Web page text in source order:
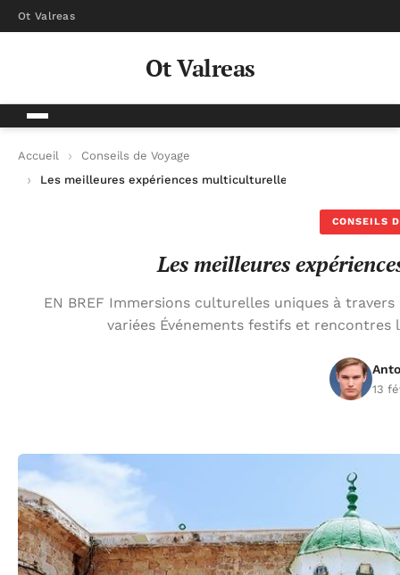
Ot Valreas
Ot Valreas
Accueil
Conseils de Voyage
Les meilleures expériences multiculturelles à vivre
CONSEILS
Les meilleures
EN BREF Immersions culturelles uniques à
variées Événements festifs et
13